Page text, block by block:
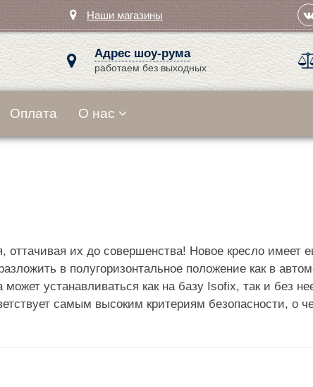
Наши магазины
Адрес шоу-рума
работаем без выходных
Оплата О нас
оттачивая их до совершенства! Новое кресло имеет
в полугоризонтальное положение как в
устанавливаться как на базу Isofix, так и без
самым высоким критериям безопасности, о